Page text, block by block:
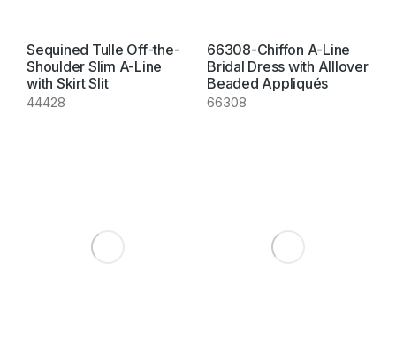
Sequined Tulle Off-the-
Shoulder Slim A-Line
with Skirt Slit
44428
66308-Chiffon A-Line
Bridal Dress with Alllover
Beaded Appliqués
66308